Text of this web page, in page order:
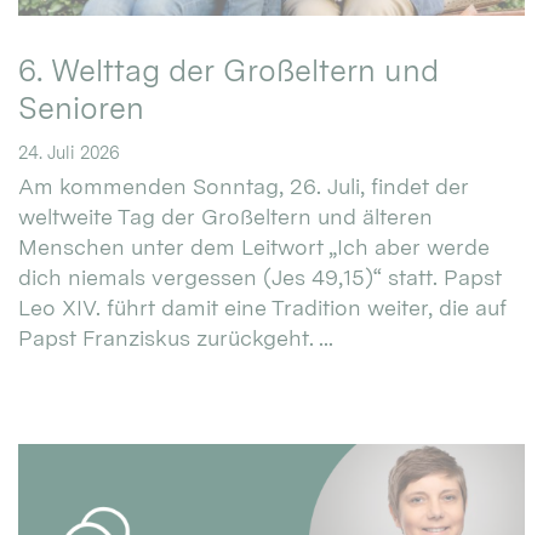
6. Welttag der Großeltern und
Senioren
24. Juli 2026
Am kommenden Sonntag, 26. Juli, findet der
weltweite Tag der Großeltern und älteren
Menschen unter dem Leitwort „Ich aber werde
dich niemals vergessen (Jes 49,15)“ statt. Papst
Leo XIV. führt damit eine Tradition weiter, die auf
Papst Franziskus zurückgeht. ...